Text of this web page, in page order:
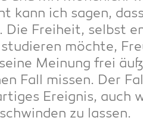
kann ich sagen,
Die Frei­heit, selbst
möch­te,
Mei­nung frei
Fall mis­sen. Der
Ereig­nis, auch
zu lassen.